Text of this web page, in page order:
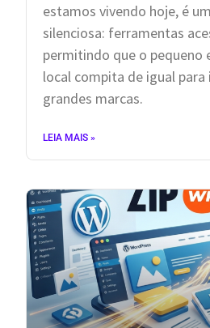
estamos vivendo hoje, é
silenciosa: ferramentas
permitindo que o pequeno
local compita de igual para
grandes marcas.
LEIA MAIS »